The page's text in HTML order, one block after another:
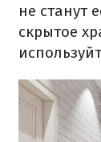
не станут
скрытое